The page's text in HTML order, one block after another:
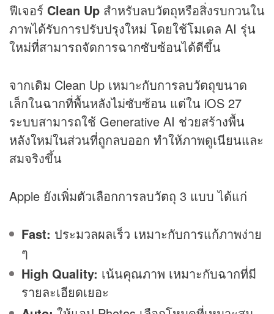
ฟีเจอร์ Clean Up สำหรับลบวัตถุหรือสิ่งรบกวนใน
ภาพได้รับการปรับปรุงใหม่ โดยใช้โมเดล AI รุ่น
ใหม่ที่สามารถจัดการฉากซับซ้อนได้ดีขึ้น
จากเดิม Clean Up เหมาะกับการลบวัตถุขนาด
เล็กในฉากที่พื้นหลังไม่ซับซ้อน แต่ใน iOS 27
ระบบสามารถใช้ Generative AI ช่วยสร้างพื้น
หลังใหม่ในส่วนที่ถูกลบออก ทำให้ภาพดูเนียนและ
สมจริงขึ้น
Apple ยังเพิ่มตัวเลือกการลบวัตถุ 3 แบบ ได้แก่
Fast: ประมวลผลเร็ว เหมาะกับการแก้ภาพง่าย
ๆ
High Quality: เน้นคุณภาพ เหมาะกับฉากที่มี
รายละเอียดเยอะ